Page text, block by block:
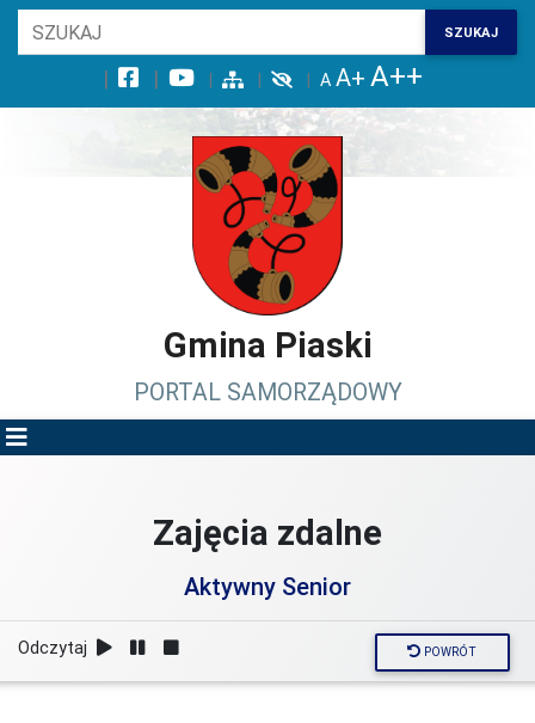
Wróć na początek strony
Przejdź do treści głównej
Przejdź do stopki
Przejdź do menu górnego
Przejdź do mapy serwisu
SZUKAJ
Gmina Piaski
PORTAL SAMORZĄDOWY
Zajęcia zdalne
Aktywny Senior
Odczytaj POWRÓT